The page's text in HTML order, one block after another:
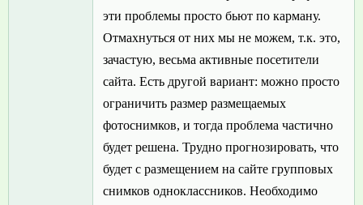
эти проблемы просто бьют по карману.
Отмахнуться от них мы не можем, т.к. это,
зачастую, весьма активные посетители
сайта. Есть другой вариант: можно просто
ограничить размер размещаемых
фотоснимков, и тогда проблема частично
будет решена. Трудно прогнозировать, что
будет с размещением на сайте групповых
снимков одноклассников. Необходимо